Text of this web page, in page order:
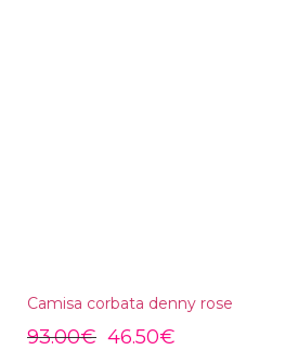
Camisa corbata denny rose
93.00€ 46.50€